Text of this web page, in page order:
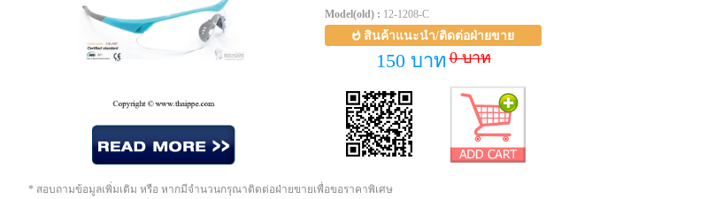
Model(old) : 12-1208-C
สินค้าแนะนำ/ติดต่อฝ่ายขาย
150 บาท 0 บาท
* สอบถามข้อมูลเพิ่มเติม หรือ หากมีจำนวนกรุณาติดต่อฝ่ายขายเพื่อขอราคาพิเศษ